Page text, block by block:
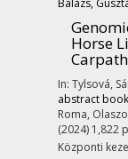
Balázs,
Horse
In: Tylsová,
abstract
Roma,
(2024) 1,822
Központi